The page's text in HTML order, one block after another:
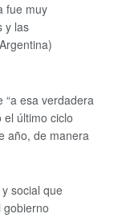
fue muy
y las
“a esa verdadera
último ciclo
año, de manera
social que
gobierno